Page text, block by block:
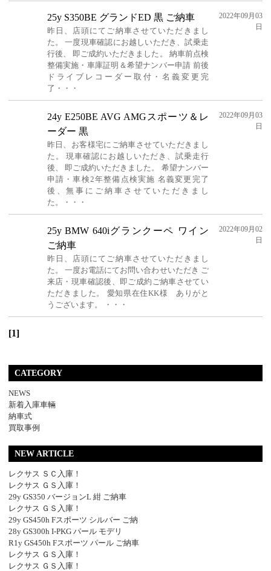
25y S350BE グランドED 黒 ご納車
昨日、店頭にてご納車させていただきまし
た。 一度現車確認にお越しいただき、試乗走
行後、 即ご成約いただきました。 納車前点検
整備実施・車庫証明＆希望ナンバー申請 前後
ドライブレコーダー取付・名義変更完
了・・・
2022年09月03
日
24y E250BE AVG AMGスポーツ＆レ
ーダー 黒
昨日、お客様宅にご納車させていただきまし
た。 現車確認にお越しいただき、試乗走行
後、 即ご成約いただきました。 希望ナンバー
申請・車検2年整備点検実施 名義変更完了
後、無事にご納車させていただきまし
た。・・・
2022年09月03
日
25y BMW 640iグランクーペ ワイン
ご納車
昨日、店頭にてご納車させていただきまし
た。 一度お電話にてお問い合わせいただき ご
来店・現車確認後、即ご成約ご納車させてい
ただきました。 愛知県在住KK様 ありがと
うございます。 ・・・
2022年09月02
日
[1]
CATEGORY
NEWS
新着入庫車輛
納車式
買取事例
NEW ARTICLE
レクサス ＳＣ入庫！
レクサス ＧＳ入庫！
29y GS350 バージョンL 紺 ご納車
レクサス ＧＳ入庫！
29y GS450h Fスポーツ シルバー ご納
28y GS300h I-PKG パール モデリ
R1y GS450h Fスポーツ パール ご納車
レクサス ＧＳ入庫！
レクサス ＧＳ入庫！